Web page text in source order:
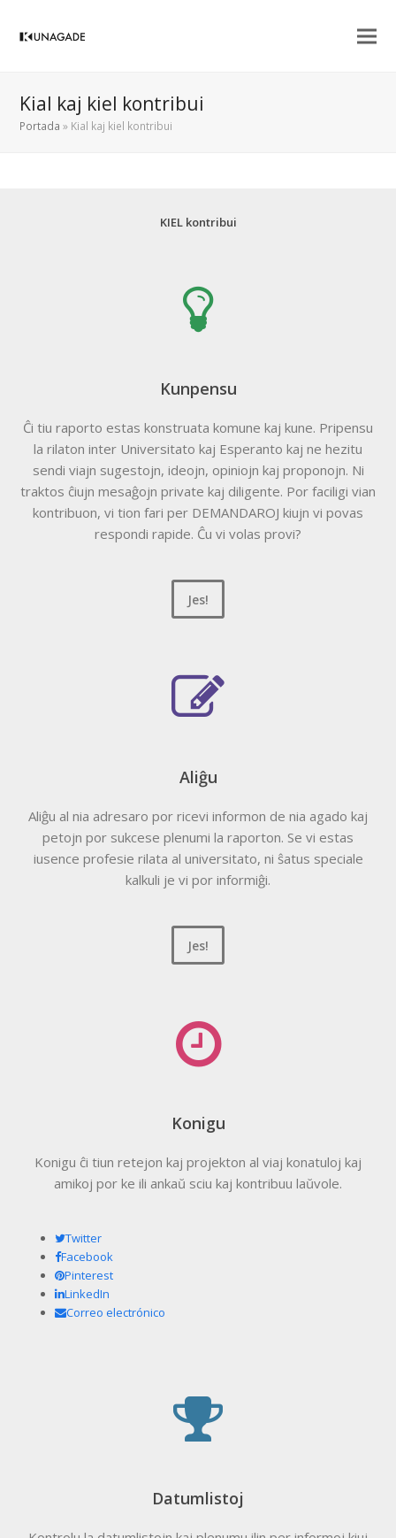
Kial kaj kiel kontribui
Portada » Kial kaj kiel kontribui
KIEL kontribui
Kunpensu
Ĉi tiu raporto estas konstruata komune kaj kune. Pripensu
la rilaton inter Universitato kaj Esperanto kaj ne hezitu
sendi viajn sugestojn, ideojn, opiniojn kaj proponojn. Ni
traktos ĉiujn mesaĝojn private kaj diligente. Por faciligi vian
kontribuon, vi tion fari per DEMANDAROJ kiujn vi povas
respondi rapide. Ĉu vi volas provi?
Jes!
Aliĝu
Aliĝu al nia adresaro por ricevi informon de nia agado kaj
petojn por sukcese plenumi la raporton. Se vi estas
iusence profesie rilata al universitato, ni ŝatus speciale
kalkuli je vi por informiĝi.
Jes!
Konigu
Konigu ĉi tiun retejon kaj projekton al viaj konatuloj kaj
amikoj por ke ili ankaŭ sciu kaj kontribuu laŭvole.
Twitter
Facebook
Pinterest
LinkedIn
Correo electrónico
Datumlistoj